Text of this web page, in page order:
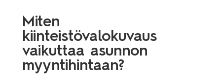
Miten
kiinteistövalokuvaus
vaikuttaa asunnon
myyntihintaan?